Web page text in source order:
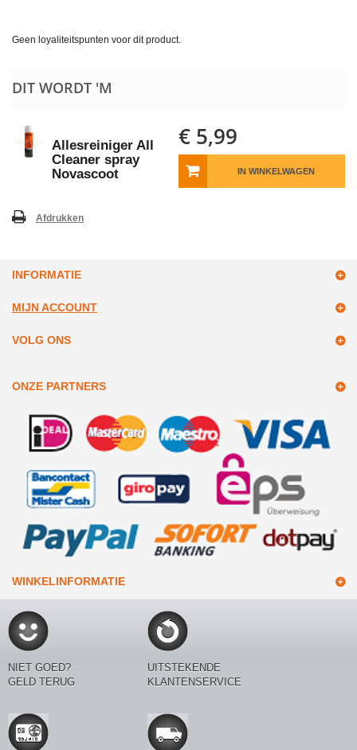
Geen loyaliteitspunten voor dit product.
DIT WORDT 'M
Allesreiniger All
Cleaner spray
Novascoot
€ 5,99
IN WINKELWAGEN
Afdrukken
INFORMATIE
MIJN ACCOUNT
VOLG ONS
ONZE PARTNERS
WINKELINFORMATIE
NIET GOED?
GELD TERUG
UITSTEKENDE
KLANTENSERVICE